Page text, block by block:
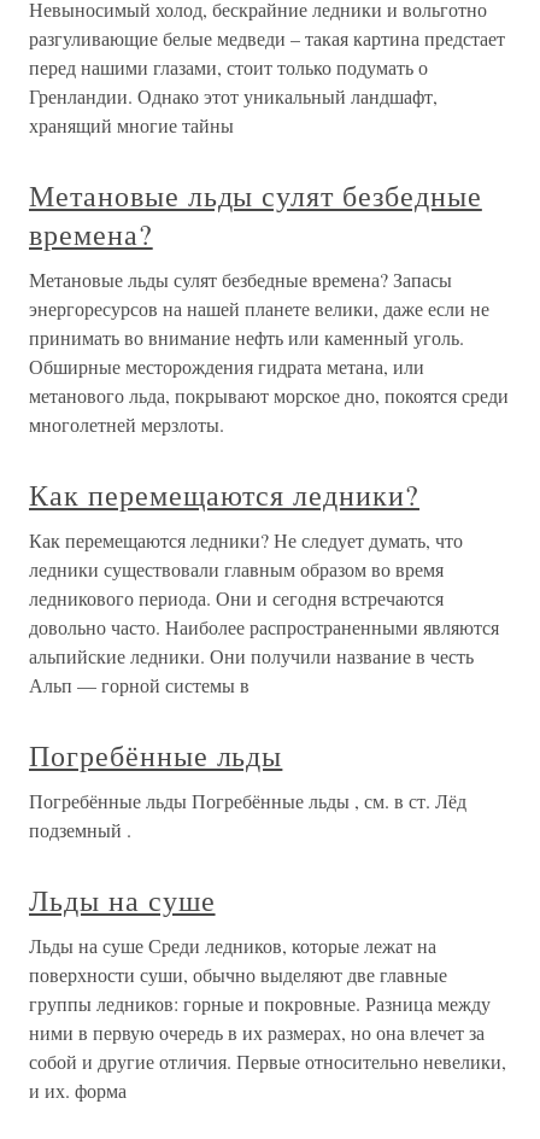
Невыносимый холод, бескрайние ледники и вольготно
разгуливающие белые медведи – такая картина предстает
перед нашими глазами, стоит только подумать о
Гренландии. Однако этот уникальный ландшафт,
хранящий многие тайны
Метановые льды сулят безбедные
времена?
Метановые льды сулят безбедные времена? Запасы
энергоресурсов на нашей планете велики, даже если не
принимать во внимание нефть или каменный уголь.
Обширные месторождения гидрата метана, или
метанового льда, покрывают морское дно, покоятся среди
многолетней мерзлоты.
Как перемещаются ледники?
Как перемещаются ледники? Не следует думать, что
ледники существовали главным образом во время
ледникового периода. Они и сегодня встречаются
довольно часто. Наиболее распространенными являются
альпийские ледники. Они получили название в честь
Альп — горной системы в
Погребённые льды
Погребённые льды Погребённые льды , см. в ст. Лёд
подземный .
Льды на суше
Льды на суше Среди ледников, которые лежат на
поверхности суши, обычно выделяют две главные
группы ледников: горные и покровные. Разница между
ними в первую очередь в их размерах, но она влечет за
собой и другие отличия. Первые относительно невелики,
и их. форма